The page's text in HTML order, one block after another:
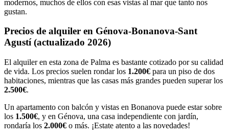
modernos, muchos de ellos con esas vistas al mar que tanto nos
gustan.
Precios de alquiler en Génova-Bonanova-Sant
Agustí (actualizado 2026)
El alquiler en esta zona de Palma es bastante cotizado por su calidad
de vida. Los precios suelen rondar los 1.200€ para un piso de dos
habitaciones, mientras que las casas más grandes pueden superar los
2.500€.
Un apartamento con balcón y vistas en Bonanova puede estar sobre
los 1.500€, y en Génova, una casa independiente con jardín,
rondaría los 2.000€ o más. ¡Estate atento a las novedades!